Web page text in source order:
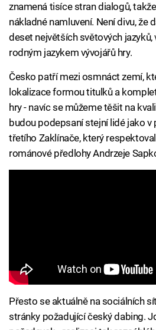
znamená tisíce stran dialogů,
nákladné namluvení. Není divu, že
deset největších světových
rodným jazykem vývojářů hry.
Česko patří mezi osmnáct zemí,
lokalizace formou titulků a
hry - navíc se můžeme těšit na
budou podepsaní stejní lidé jako v
třetího Zaklínače, který
románové předlohy Andrzeje
Přesto se aktuálně na sociálních
stránky požadující český dabing.